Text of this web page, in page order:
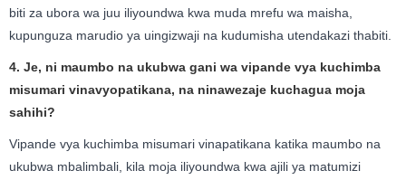
biti za ubora wa juu iliyoundwa kwa muda mrefu wa maisha,
kupunguza marudio ya uingizwaji na kudumisha utendakazi thabiti.
4. Je, ni maumbo na ukubwa gani wa vipande vya kuchimba
misumari vinavyopatikana, na ninawezaje kuchagua moja
sahihi?
Vipande vya kuchimba misumari vinapatikana katika maumbo na
ukubwa mbalimbali, kila moja iliyoundwa kwa ajili ya matumizi